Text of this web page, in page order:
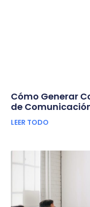
Cómo Generar
de
LEER TODO